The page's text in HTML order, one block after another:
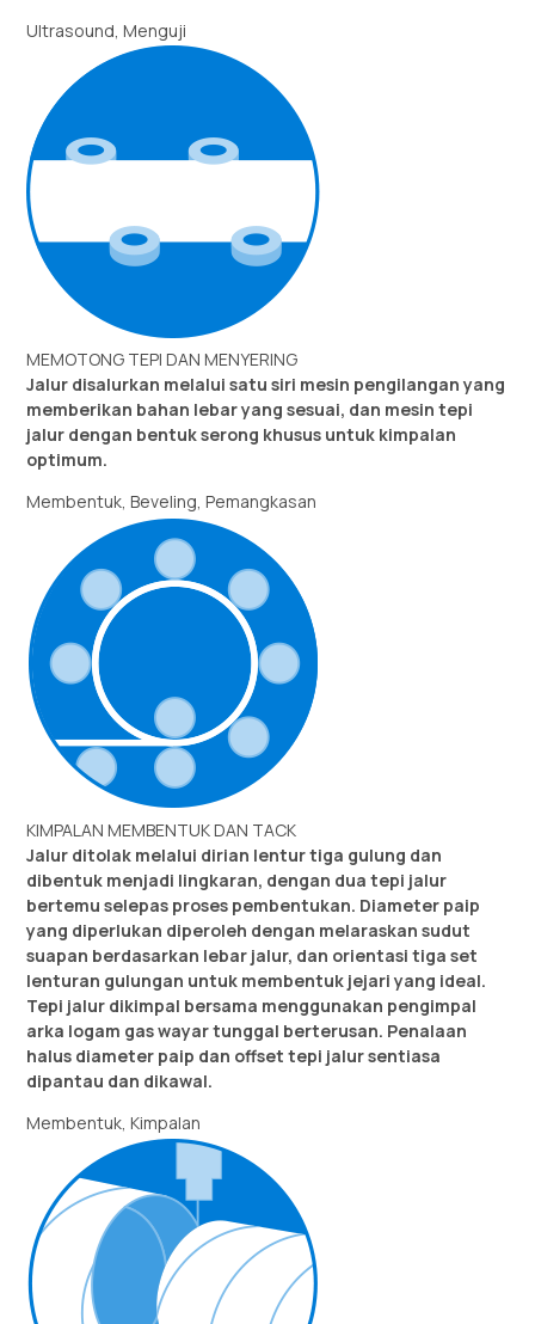
Ultrasound, Menguji
MEMOTONG TEPI DAN MENYERING
Jalur disalurkan melalui satu siri mesin pengilangan yang
memberikan bahan lebar yang sesuai, dan mesin tepi
jalur dengan bentuk serong khusus untuk kimpalan
optimum.
Membentuk, Beveling, Pemangkasan
KIMPALAN MEMBENTUK DAN TACK
Jalur ditolak melalui dirian lentur tiga gulung dan
dibentuk menjadi lingkaran, dengan dua tepi jalur
bertemu selepas proses pembentukan. Diameter paip
yang diperlukan diperoleh dengan melaraskan sudut
suapan berdasarkan lebar jalur, dan orientasi tiga set
lenturan gulungan untuk membentuk jejari yang ideal.
Tepi jalur dikimpal bersama menggunakan pengimpal
arka logam gas wayar tunggal berterusan. Penalaan
halus diameter paip dan offset tepi jalur sentiasa
dipantau dan dikawal.
Membentuk, Kimpalan